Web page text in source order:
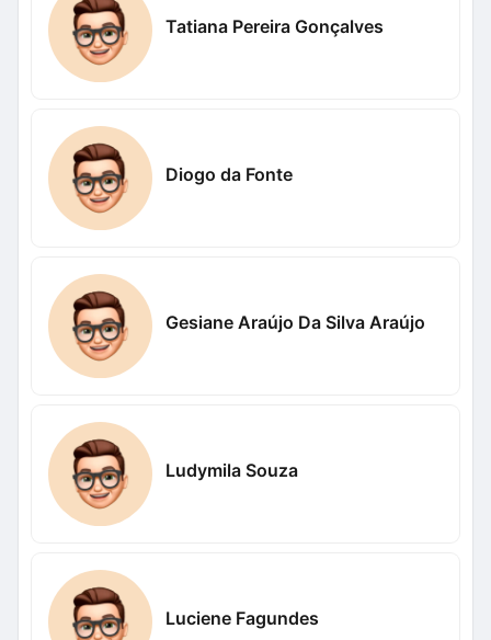
Tatiana Pereira Gonçalves
Diogo da Fonte
Gesiane Araújo Da Silva Araújo
Ludymila Souza
Luciene Fagundes